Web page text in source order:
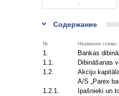
Содержание
Nr. Название главы
1. Bankas
1.1.
Dibināšanas
1.2.
Akciju
1.2.1.
A/S „Parex
īpašnieki un